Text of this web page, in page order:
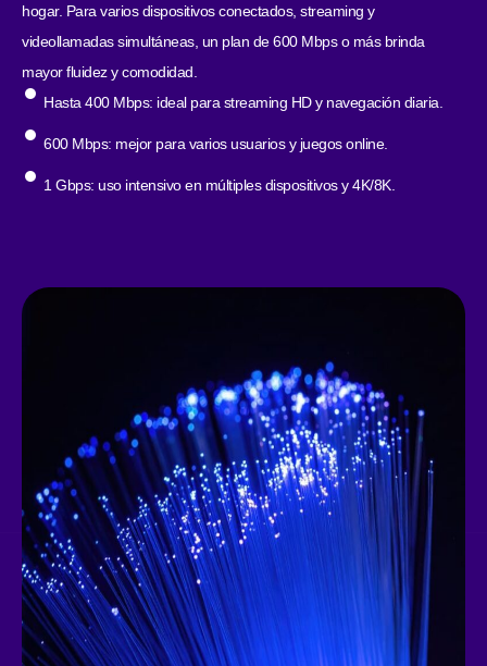
hogar. Para varios dispositivos conectados, streaming y
videollamadas simultáneas, un plan de 600 Mbps o más brinda
mayor fluidez y comodidad.
Hasta 400 Mbps: ideal para streaming HD y navegación diaria.
600 Mbps: mejor para varios usuarios y juegos online.
1 Gbps: uso intensivo en múltiples dispositivos y 4K/8K.